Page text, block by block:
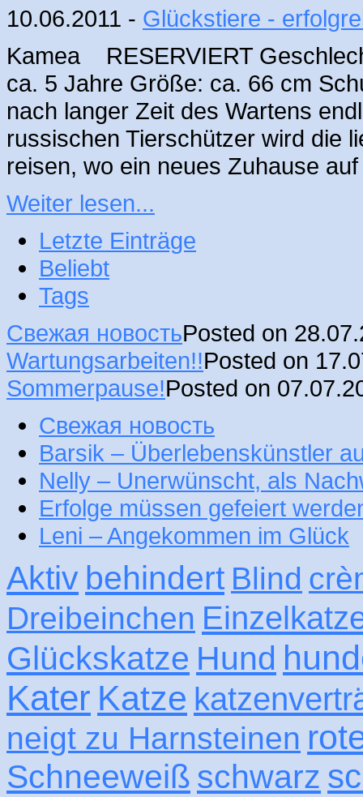
10.06.2011 - Glückstiere -
Kamea RESERVIERT
ca. 5 Jahre Größe: ca. 66 cm
nach langer Zeit des Wartens
russischen Tierschützer wird die
reisen, wo ein neues Zuhause
Weiter lesen...
Letzte Einträge
Beliebt
Tags
Свежая новостьPosted on
Wartungsarbeiten!!Posted on
Sommerpause!Posted on
Свежая новость
Barsik – Überlebenskünstler
Nelly – Unerwünscht, als
Erfolge müssen gefeiert
Leni – Angekommen im Glück
Aktiv behindert Blind
Dreibeinchen
Glückskatze Hund
Kater Katze
neigt zu Harnsteinen
Schneeweiß schwarz